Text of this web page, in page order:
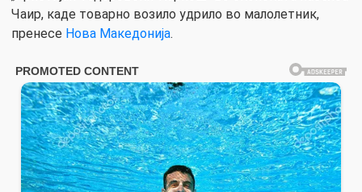
Чаир, каде товарно возило удрило во малолетник,
пренесе Нова Македонија.